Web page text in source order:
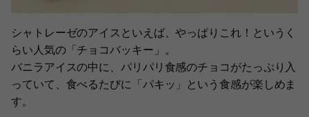
シャトレーゼのアイスといえば、やっぱりこれ！というく
らい人気の「チョコバッキー」。
バニラアイスの中に、パリパリ食感のチョコがたっぷり入
っていて、食べるたびに「パキッ」という食感が楽しめま
す。